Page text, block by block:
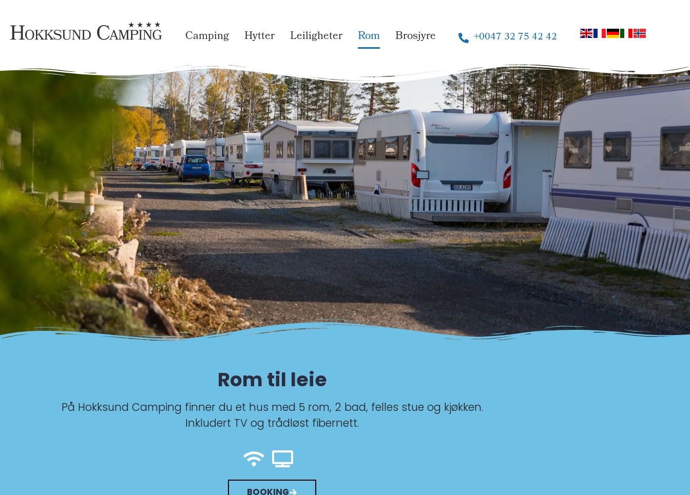
Camping Hytter Leiligheter Rom Brosjyre +0047 32 75 42 42
Rom til leie
På Hokksund Camping finner du et hus med 5 rom, 2 bad, felles stue og kjøkken.
Inkludert TV og trådløst fibernett.
BOOKING